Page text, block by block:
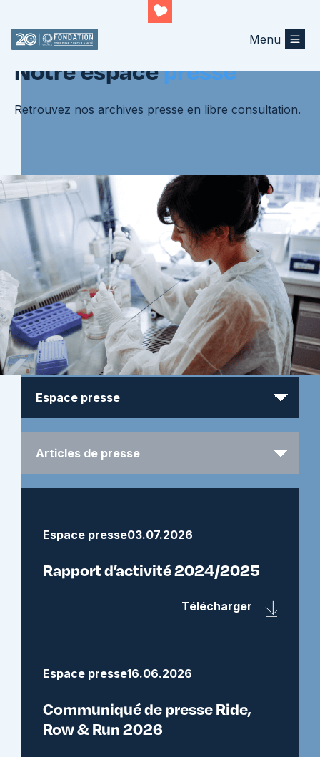
Menu
Notre espacepresse
Retrouvez nos archives presse en libre consultation.
Espace presse03.07.2026
Rapport d’activité 2024/2025
Télécharger
Espace presse16.06.2026
Communiqué de presse Ride,
Row & Run 2026